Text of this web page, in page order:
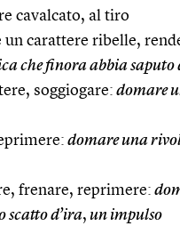
cavalcato, al tiro
un carattere ribelle,
che finora abbia
soggiogare: domare
domare una
frenare, reprimere:
scatto d’ira, un impulso